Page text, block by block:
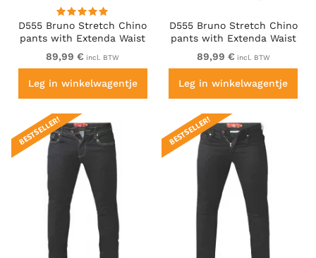
D555 Bruno Stretch Chino
pants with Extenda Waist
Black
89,99 € incl. BTW
Leg in winkelwagentje
D555 Bruno Stretch Chino
pants with Extenda Waist
Indigo Blue
89,99 € incl. BTW
Leg in winkelwagentje
BESTSELLER! BESTSELLER!